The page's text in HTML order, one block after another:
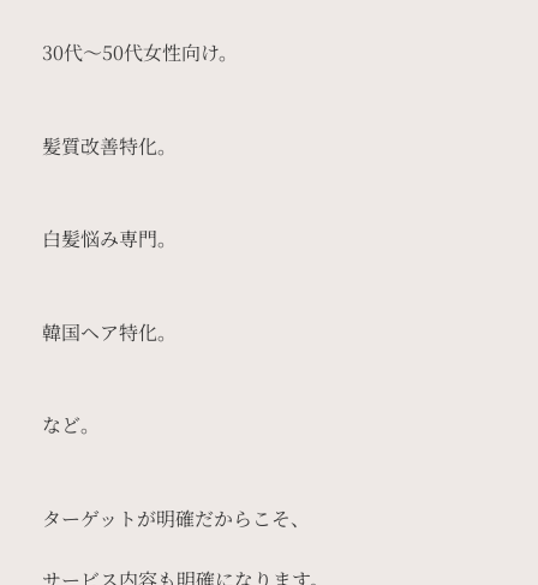
30代〜50代女性向け。
髪質改善特化。
白髪悩み専門。
韓国ヘア特化。
など。
ターゲットが明確だからこそ、